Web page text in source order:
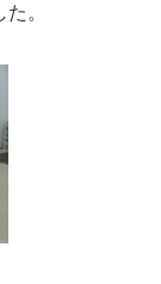
。